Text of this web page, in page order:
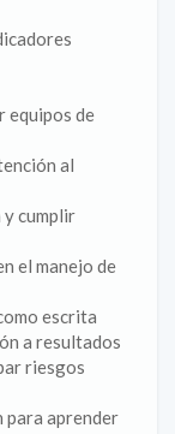
equipos de
al
y cumplir
el manejo de
escrita
a resultados
riesgos
para aprender